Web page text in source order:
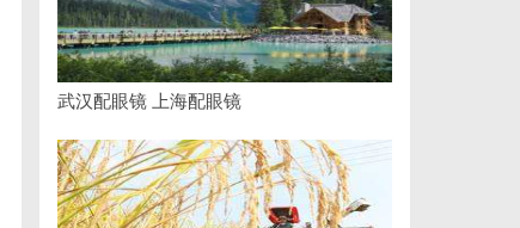
武汉配眼镜 上海配眼镜